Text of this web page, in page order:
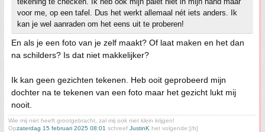
voor me, op een tafel. Dus het werkt allemaal nét iets anders. Ik
kan je wel aanraden om het eens uit te proberen!
En als je een foto van je zelf maakt? Of laat maken en het dan
na schilders? Is dat niet makkelijker?
Ik kan geen gezichten tekenen. Heb ooit geprobeerd mijn
dochter na te tekenen van een foto maar het gezicht lukt mij
nooit.
Wie mij niet heeft grootgebracht, zal mij ook niet klein krijgen!
Opzaterdag 15 februari 2025 08:01 schreef JustinK het volgende:[/b]